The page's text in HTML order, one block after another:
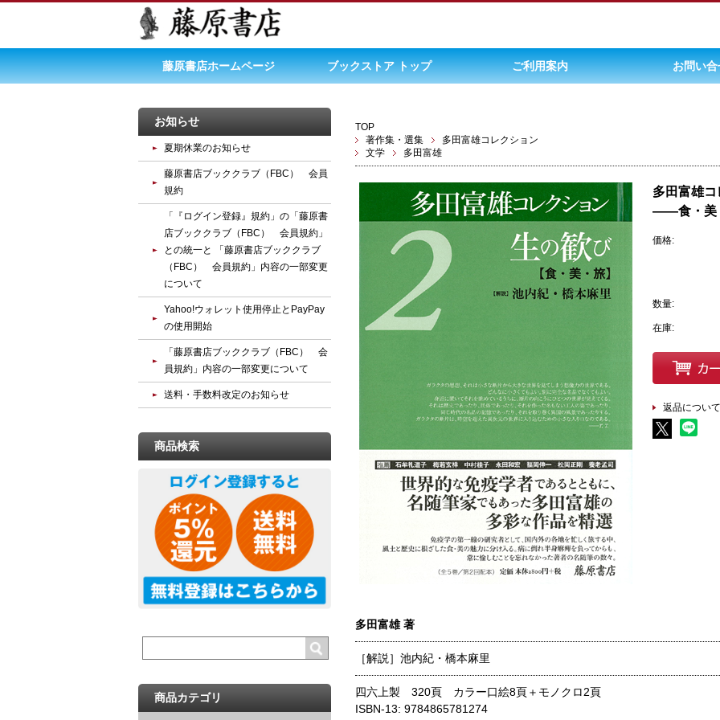
藤原書店ホームページ ブックストア トップ ご利用案内 お問い合
TOP
著作集・選集
多田富雄コレクション
文学
多田富雄
多田富雄
――食・美
価格:
数量:
在庫:
返品につい
多田富雄 著
［解説］池内紀・橋本麻里
四六上製 320頁 カラー口絵8頁＋モノクロ2頁
ISBN-13: 9784865781274
お知らせ
夏期休業のお知らせ
藤原書店ブッククラブ（FBC） 会員
規約
「『ログイン登録』規約」の「藤原書
店ブッククラブ（FBC） 会員規約」
との統一と 「藤原書店ブッククラブ
（FBC） 会員規約」内容の一部変更
について
Yahoo!ウォレット使用停止とPayPay
の使用開始
「藤原書店ブッククラブ（FBC） 会
員規約」内容の一部変更について
送料・手数料改定のお知らせ
商品検索
商品カテゴリ